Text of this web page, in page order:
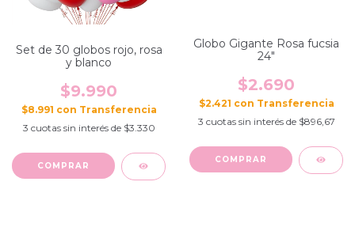
Set de 30 globos rojo, rosa
y blanco
$9.990
$8.991 con
3 cuotas sin interés de $3.330
Globo Gigante Rosa fucsia
24"
$2.690
$2.421 con
3 cuotas sin interés de $896,67